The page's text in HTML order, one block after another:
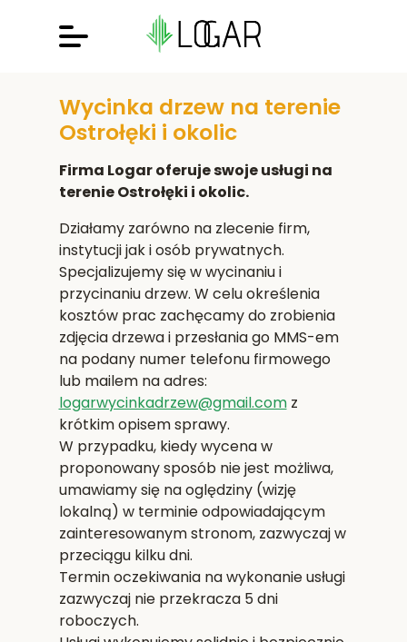
Wycinka drzew na terenie
Ostrołęki i okolic
Firma Logar oferuje swoje usługi na
terenie Ostrołęki i okolic.
Działamy zarówno na zlecenie firm,
instytucji jak i osób prywatnych.
Specjalizujemy się w wycinaniu i
przycinaniu drzew. W celu określenia
kosztów prac zachęcamy do zrobienia
zdjęcia drzewa i przesłania go MMS-em
na podany numer telefonu firmowego
lub mailem na adres:
logarwycinkadrzew@gmail.comz
krótkim opisem sprawy.
W przypadku, kiedy wycena w
proponowany sposób nie jest możliwa,
umawiamy się na oględziny (wizję
lokalną) w terminie odpowiadającym
zainteresowanym stronom, zazwyczaj w
przeciągu kilku dni.
Termin oczekiwania na wykonanie usługi
zazwyczaj nie przekracza 5 dni
roboczych.